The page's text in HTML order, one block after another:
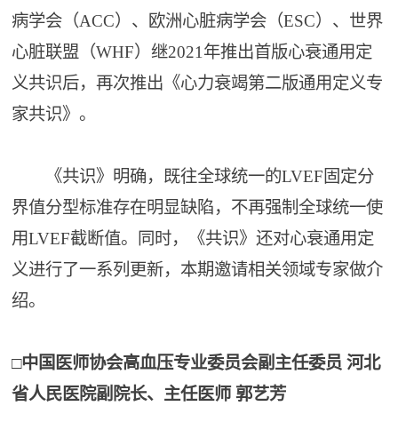
病学会（ACC）、欧洲心脏病学会（ESC）、世界
心脏联盟（WHF）继2021年推出首版心衰通用定
义共识后，再次推出《心力衰竭第二版通用定义专
家共识》。
《共识》明确，既往全球统一的LVEF固定分
界值分型标准存在明显缺陷，不再强制全球统一使
用LVEF截断值。同时，《共识》还对心衰通用定
义进行了一系列更新，本期邀请相关领域专家做介
绍。
□中国医师协会高血压专业委员会副主任委员 河北
省人民医院副院长、主任医师 郭艺芳